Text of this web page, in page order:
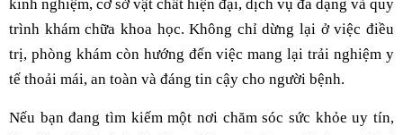
kinh nghiệm, cơ sở vật chất hiện đại, dịch vụ đa dạng và quy
trình khám chữa khoa học. Không chỉ dừng lại ở việc điều
trị, phòng khám còn hướng đến việc mang lại trải nghiệm y
tế thoải mái, an toàn và đáng tin cậy cho người bệnh.
Nếu bạn đang tìm kiếm một nơi chăm sóc sức khỏe uy tín,